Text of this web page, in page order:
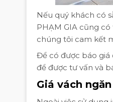
Nếu quý khách có
PHẠM GIA cũng
chúng tôi cam kết
Để có được báo giá
để được tư vấn và
Giá vách